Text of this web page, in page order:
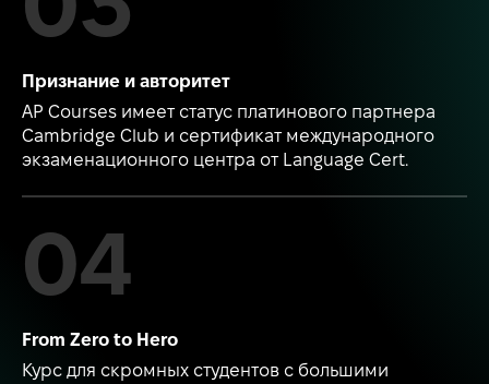
Признание и авторитет
AP Courses имеет статус платинового партнера
Cambridge Club и сертификат международного
экзаменационного центра от Language Cert.
From Zero to Hero
Курс для скромных студентов с большими